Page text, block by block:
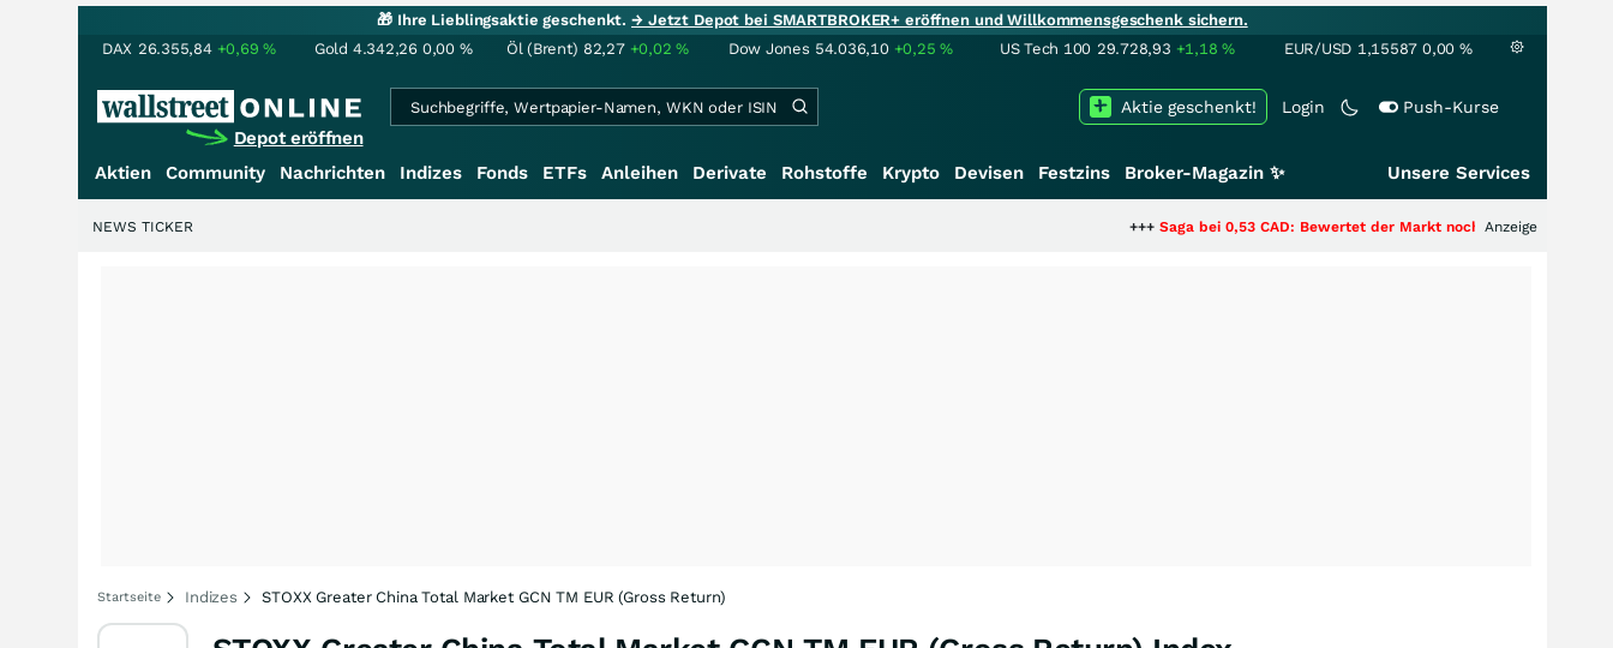
🎁 Ihre Lieblingsaktie geschenkt.→ Jetzt Depot bei SMARTBROKER+ eröffnen und Willkommensgeschenk sichern.
DAX 26.355,84 +0,69% Gold 4.342,26 0,00 % Öl (Brent) 82,27 +0,02% Dow Jones 54.036,10 +0,25% US Tech 100 29.728,93 +1,18% EUR/USD 1,15587 0,00 %
Depot eröffnen
Login Push-Kurse
Aktie geschenkt!
Aktien Community Nachrichten Indizes Fonds ETFs Anleihen Derivate Rohstoffe Krypto Devisen Festzins Broker-Magazin ✨ Unsere Services
Saga bei 0,53 CAD: Bewertet der Markt noch immer nur die Hälfte der
Anzeige
NEWS TICKER
Startseite Indizes STOXX Greater China Total Market GCN TM EUR (Gross Return)